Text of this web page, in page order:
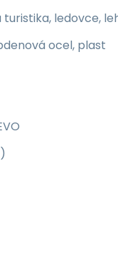
ledovce,
ocel, plast